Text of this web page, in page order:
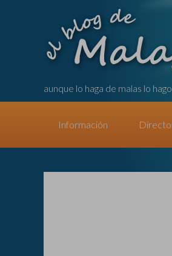
aunque lo haga de malas lo
Información